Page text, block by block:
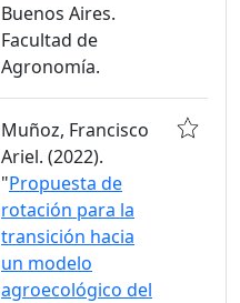
Buenos Aires.
Facultad de
Agronomía.
Muñoz, Francisco
Ariel. (2022).
"Propuesta de
rotación para la
transición hacia
un modelo
agroecológico del